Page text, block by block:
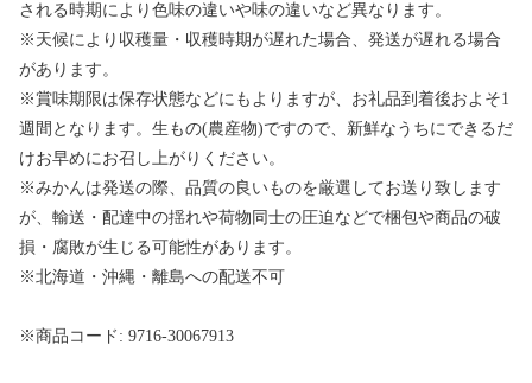
される時期により色味の違いや味の違いなど異なります。
※天候により収穫量・収穫時期が遅れた場合、発送が遅れる場合
があります。
※賞味期限は保存状態などにもよりますが、お礼品到着後およそ1
週間となります。生もの(農産物)ですので、新鮮なうちにできるだ
けお早めにお召し上がりください。
※みかんは発送の際、品質の良いものを厳選してお送り致します
が、輸送・配達中の揺れや荷物同士の圧迫などで梱包や商品の破
損・腐敗が生じる可能性があります。
※北海道・沖縄・離島への配送不可
※商品コード: 9716-30067913